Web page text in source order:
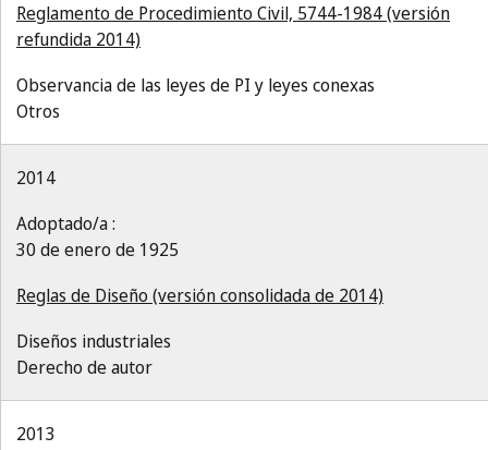
Reglamento de Procedimiento Civil, 5744-1984 (versión
refundida 2014)
Observancia de las leyes de PI y leyes conexas
Otros
2014
Adoptado/a :
30 de enero de 1925
Reglas de Diseño (versión consolidada de 2014)
Diseños industriales
Derecho de autor
2013